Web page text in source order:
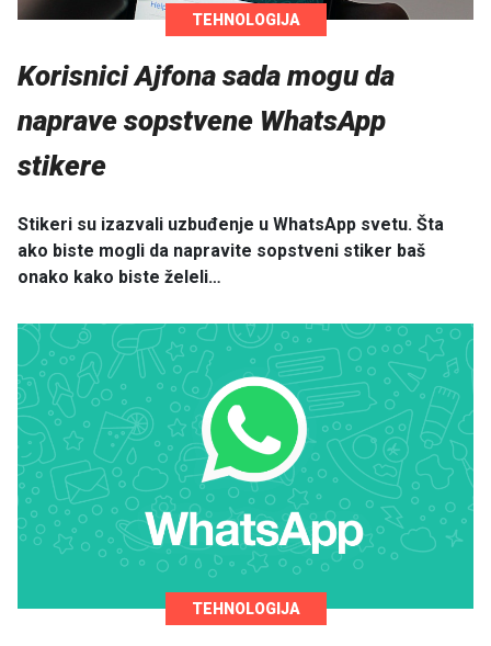
TEHNOLOGIJA
Korisnici Ajfona sada mogu da
naprave sopstvene WhatsApp
stikere
Stikeri su izazvali uzbuđenje u WhatsApp svetu. Šta
ako biste mogli da napravite sopstveni stiker baš
onako kako biste želeli…
TEHNOLOGIJA